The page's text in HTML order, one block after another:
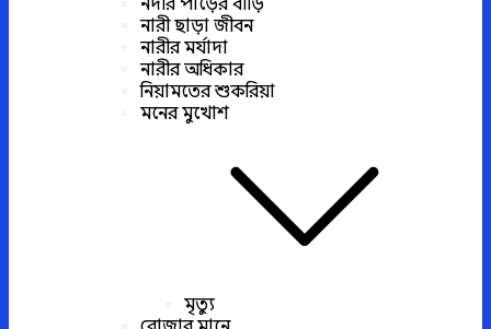
নদীর পাড়ের বাড়ি
নারী ছাড়া জীবন
নারীর মর্যাদা
নারীর অধিকার
নিয়ামতের শুকরিয়া
মনের মুখোশ
মৃত্যু